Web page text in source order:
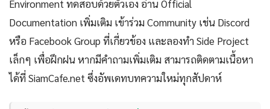
Environment ทดสอบด้วยตัวเอง อ่าน Official
Documentation เพิ่มเติม เข้าร่วม Community เช่น Discord
หรือ Facebook Group ที่เกี่ยวข้อง และลองทำ Side Project
เล็กๆ เพื่อฝึกฝน หากมีคำถามเพิ่มเติม สามารถติดตามเนื้อหา
ได้ที่ SiamCafe.net ซึ่งอัพเดทบทความใหม่ทุกสัปดาห์